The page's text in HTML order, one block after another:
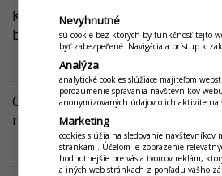
Konfigurácia bonovacej tlačiarne
bez fiskálnej tlačiarne
Návod popisuje pripojenie bonovacej
Mobile bez pripojenia fiskálnej tlačiarne.
Objednávkové / bonovacie
možnosti
V tomto návode nájdete informácia o
bonovacích tlačiarní.Viac...
Nevyhnutné
sú cookie bez ktorých by funkčnosť tejto
byť zabezpečené. Navigácia a prístup k
Analýza
analytické cookies slúžiace majiteľom
porozumenie správania návštevníkov
anonymizovaných údajov o ich aktivite na
Marketing
cookies slúžia na sledovanie návštevníkov
stránkami. Účelom je zobrazenie
hodnotnejšie pre vás a tvorcov reklám,
a iných web stránkach z pohľadu vášho